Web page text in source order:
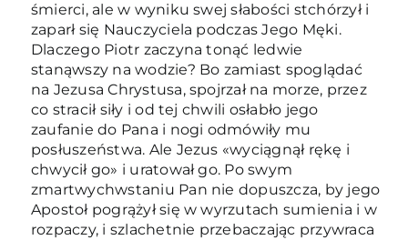
śmierci, ale w wyniku swej słabości stchórzył i
zaparł się Nauczyciela podczas Jego Męki.
Dlaczego Piotr zaczyna tonąć ledwie
stanąwszy na wodzie? Bo zamiast spoglądać
na Jezusa Chrystusa, spojrzał na morze, przez
co stracił siły i od tej chwili osłabło jego
zaufanie do Pana i nogi odmówiły mu
posłuszeństwa. Ale Jezus «wyciągnął rękę i
chwycił go» i uratował go. Po swym
zmartwychwstaniu Pan nie dopuszcza, by jego
Apostoł pogrążył się w wyrzutach sumienia i w
rozpaczy, i szlachetnie przebaczając przywraca